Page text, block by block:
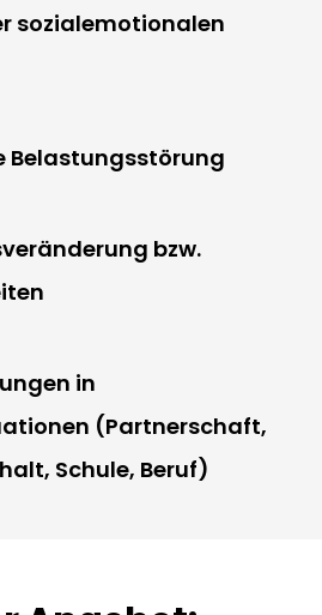
sozialemotionalen
Belastungsstörung
bzw.
in
(Partnerschaft,
Schule, Beruf)